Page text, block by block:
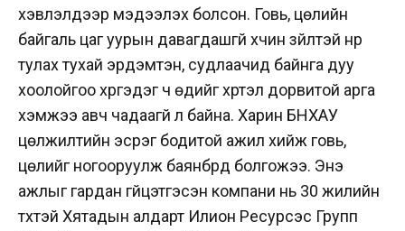
хэвлэлүүдээр мэдээлэх болсон. Говь, цөлийн
байгаль цаг уурын давагдашгүй хүчин зүйлтэй нүүр
тулах тухай эрдэмтэн, судлаачид байнга дуу
хоолойгоо хүргэдэг ч өдийг хүртэл дорвитой арга
хэмжээ авч чадаагүй л байна. Харин БНХАУ
цөлжилтийн эсрэг бодитой ажил хийж говь,
цөлийг ногооруулж баянбүрд болгожээ. Энэ
ажлыг гардан гүйцэтгэсэн компани нь 30 жилийн
түүхтэй Хятадын алдарт Илион Ресурсэс Групп